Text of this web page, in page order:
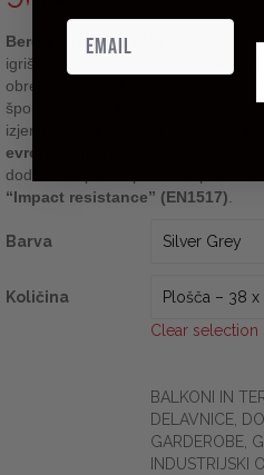
Bergo Ultimate PLUS™
je
igrišča in industrijska okolja, kjer so
obremenitve in dolga življenjska
športe, kot so inline hokej, rolanje
izjemna vzdržljivost tal. Izpolnjuje
evropskem standardu EN14877
dodatno uspešno prestane
“Impact resistance” (EN1517)
Barva
Količina
Clear selection
BALKONI IN
DELAVNICE
GARDEROBE
INDUSTRIJSKI